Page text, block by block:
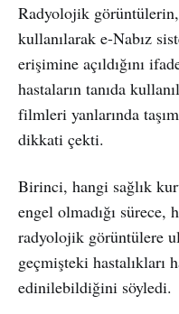
Radyolojik görüntülerin,
kullanılarak e-Nabız
erişimine açıldığını
hastaların tanıda
filmleri yanlarında
dikkati çekti.
Birinci, hangi sağlık
engel olmadığı
radyolojik görüntülere
geçmişteki hastalıkları
edinilebildiğini söyledi.